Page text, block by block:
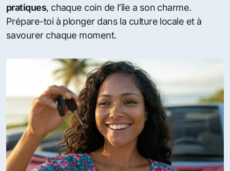
pratiques, chaque coin de l’île a son charme.
Prépare-toi à plonger dans la culture locale et à
savourer chaque moment.